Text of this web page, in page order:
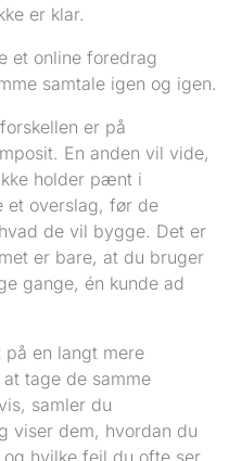
er klar.
et online foredrag
samtale igen og igen.
er på
En anden vil vide,
holder pænt i
et overslag, før de
de vil bygge. Det er
er bare, at du bruger
gange, én kunde ad
en langt mere
tage de samme
samler du
viser dem, hvordan du
hvilke fejl du ofte ser.